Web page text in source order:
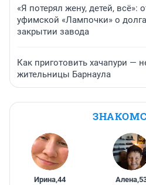
«Я потерял жену, детей, всё»:
уфимской «Лампочки» о
закрытии завода
Как приготовить хачапури —
жительницы Барнаула
Ирина,44 Алена,